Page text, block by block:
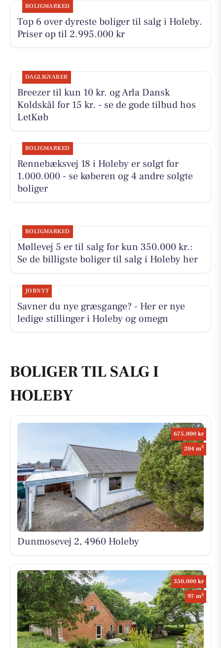
BOLIGMARKED
Top 6 over dyreste boliger til salg i Holeby.
Priser op til 2.995.000 kr
DAGLIGVARER
Breezer til kun 10 kr. og Arla Dansk
Koldskål for 15 kr. - se de gode tilbud hos
LetKøb
BOLIGMARKED
Rennebæksvej 18 i Holeby er solgt for
1.000.000 - se køberen og 4 andre solgte
boliger
BOLIGMARKED
Møllevej 5 er til salg for kun 350.000 kr.:
Se de billigste boliger til salg i Holeby her
JOBNYT
Savner du nye græsgange? - Her er nye
ledige stillinger i Holeby og omegn
BOLIGER TIL SALG I
HOLEBY
675.000 kr
204 m2
Dunmosevej 2, 4960 Holeby
350.000 kr
97 m2